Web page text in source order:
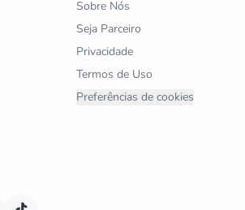
Sobre Nós
Seja Parceiro
Privacidade
Termos de Uso
Preferências de cookies